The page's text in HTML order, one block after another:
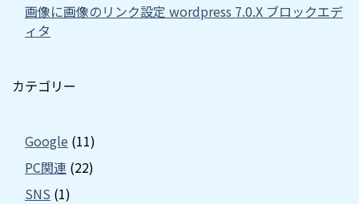
画像に画像のリンク設定 wordpress 7.0.X ブロックエデ
ィタ
カテゴリー
Google (11)
PC関連 (22)
SNS (1)